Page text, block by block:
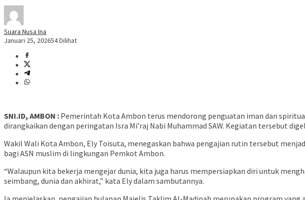
Suara Nusa Ina
Januari 25, 202654 Dilihat
SNI.ID, AMBON : Pemerintah Kota Ambon terus mendorong penguatan iman dan
dirangkaikan dengan peringatan Isra Mi’raj Nabi Muhammad SAW. Kegiatan tersebut
Wakil Wali Kota Ambon, Ely Toisuta, menegaskan bahwa pengajian rutin tersebut
bagi ASN muslim di lingkungan Pemkot Ambon.
“Walaupun kita bekerja mengejar dunia, kita juga harus mempersiapkan diri untuk
seimbang, dunia dan akhirat,” kata Ely dalam sambutannya.